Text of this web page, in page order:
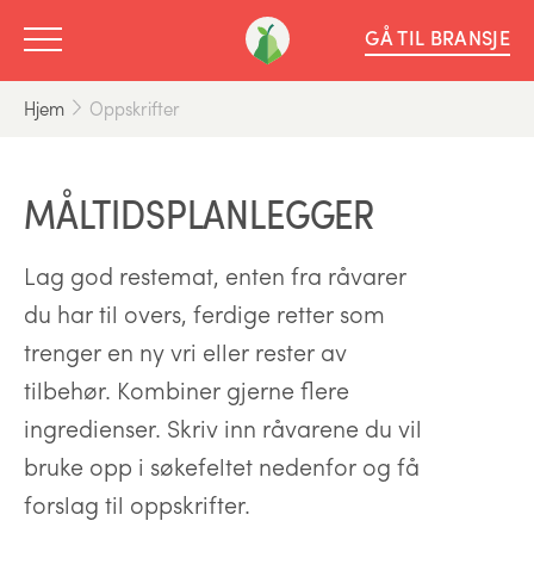
GÅ TIL BRANSJE
Hjem Oppskrifter
MÅLTIDSPLANLEGGER
Lag god restemat, enten fra råvarer
du har til overs, ferdige retter som
trenger en ny vri eller rester av
tilbehør. Kombiner gjerne flere
ingredienser. Skriv inn råvarene du vil
bruke opp i søkefeltet nedenfor og få
forslag til oppskrifter.